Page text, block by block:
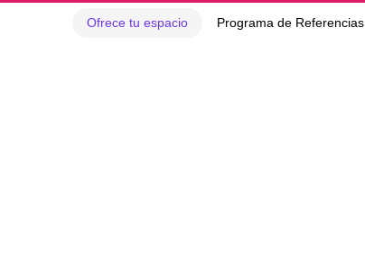
Ofrece tu espacio Programa de Referencias